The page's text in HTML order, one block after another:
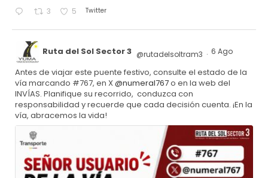
3 5 Twitter
Ruta del Sol Sector 3 @rutadelsoltram3 · 6 Ago
Antes de viajar este puente festivo, consulte el estado de la
vía marcando #767, en X@numeral767o en la web del
INVÍAS. Planifique su recorrido, conduzca con
responsabilidad y recuerde que cada decisión cuenta. ¡En la
vía, abracemos la vida!